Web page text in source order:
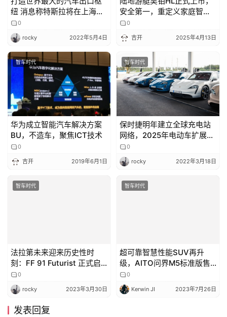
纽 消息称特斯拉将在上海投
产第二工厂
0
rocky 2022年5月4日
安全第一，重定义家庭智能
豪华出行
0
吉开 2025年4月13日
智车时代
华为成立智能汽车解决方案
BU，不造车，聚焦ICT技术
0
吉开 2019年6月1日
智车时代
保时捷明年建立全球充电站
网络，2025年电动车扩展到
Macan
0
rocky 2022年3月18日
智车时代
法拉第未来迎来历史性时
刻：FF 91 Futurist 正式启
动生产，贾跃亭亲临现场
0
rocky 2023年3月30日
智车时代
超可靠智慧性能SUV再升
级，AITO问界M5标准版售
价公布
0
Kerwin JI 2023年7月26日
发表回复